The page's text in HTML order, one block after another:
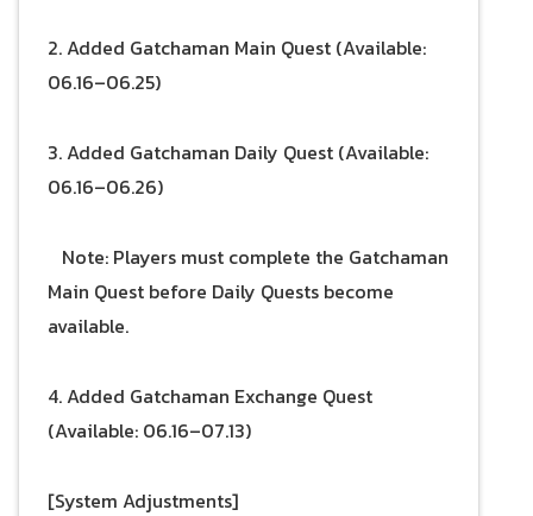
2. Added Gatchaman Main Quest (Available:
06.16–06.25)
3. Added Gatchaman Daily Quest (Available:
06.16–06.26)
Note: Players must complete the Gatchaman
Main Quest before Daily Quests become
available.
4. Added Gatchaman Exchange Quest
(Available: 06.16–07.13)
[System Adjustments]